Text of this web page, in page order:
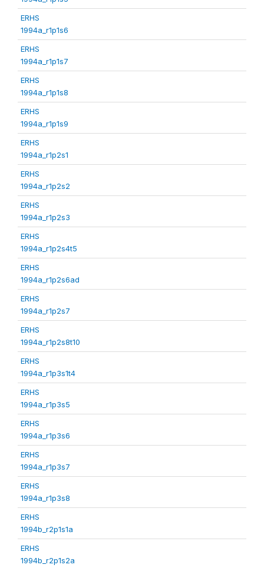
ERHS
1994a_r1p1s6
ERHS
1994a_r1p1s7
ERHS
1994a_r1p1s8
ERHS
1994a_r1p1s9
ERHS
1994a_r1p2s1
ERHS
1994a_r1p2s2
ERHS
1994a_r1p2s3
ERHS
1994a_r1p2s4t5
ERHS
1994a_r1p2s6ad
ERHS
1994a_r1p2s7
ERHS
1994a_r1p2s8t10
ERHS
1994a_r1p3s1t4
ERHS
1994a_r1p3s5
ERHS
1994a_r1p3s6
ERHS
1994a_r1p3s7
ERHS
1994a_r1p3s8
ERHS
1994b_r2p1s1a
ERHS
1994b_r2p1s2a